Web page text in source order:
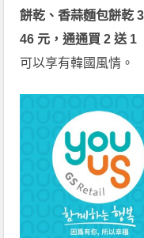
餅乾、香蒜麵包餅乾
46 元，通通買 2 送 1
可以享有韓國風情。